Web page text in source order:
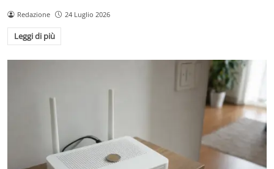
Redazione 24 Luglio 2026
Leggi di più